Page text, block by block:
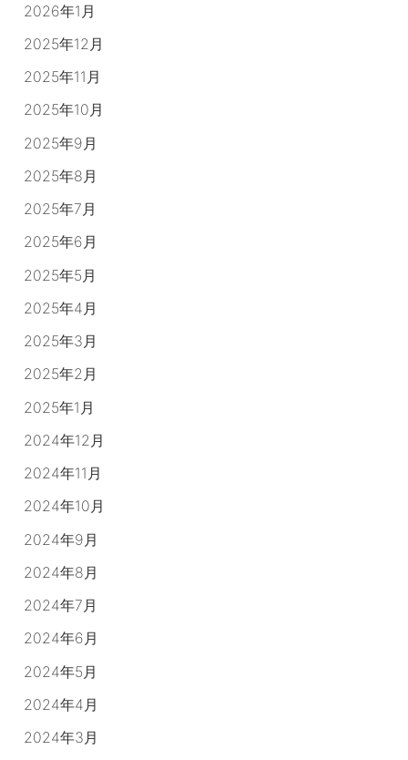
2026年1月
2025年12月
2025年11月
2025年10月
2025年9月
2025年8月
2025年7月
2025年6月
2025年5月
2025年4月
2025年3月
2025年2月
2025年1月
2024年12月
2024年11月
2024年10月
2024年9月
2024年8月
2024年7月
2024年6月
2024年5月
2024年4月
2024年3月